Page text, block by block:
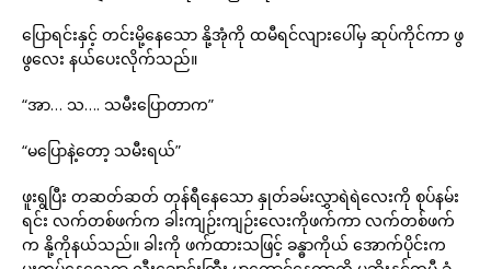
ပြောရင်းနှင့် တင်းမို့နေသော နို့အုံကို ထမီရင်လျားပေါ်မှ ဆုပ်ကိုင်ကာ ဖွ
ဖွလေး နယ်ပေးလိုက်သည်။
“အာ… သ…. သမီးပြောတာက”
“မပြောနဲ့တော့ သမီးရယ်”
ဖူးရွပြီး တဆတ်ဆတ် တုန်ရီနေသော နှုတ်ခမ်းလွှာရဲရဲလေးကို စုပ်နမ်း
ရင်း လက်တစ်ဖက်က ခါးကျဉ်းကျဉ်းလေးကိုဖက်ကာ လက်တစ်ဖက်
က နို့ကိုနယ်သည်။ ခါးကို ဖက်ထားသဖြင့် ခန္ဓာကိုယ် အောက်ပိုင်းက